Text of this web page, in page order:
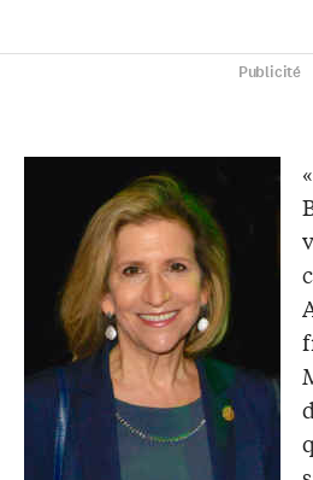
Publicité